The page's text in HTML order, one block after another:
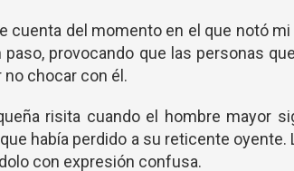
cuenta del momento en el que notó
paso, provocando que las personas
chocar con él.
risita cuando el hombre mayor
había perdido a su reticente oyente.
con expresión confusa.